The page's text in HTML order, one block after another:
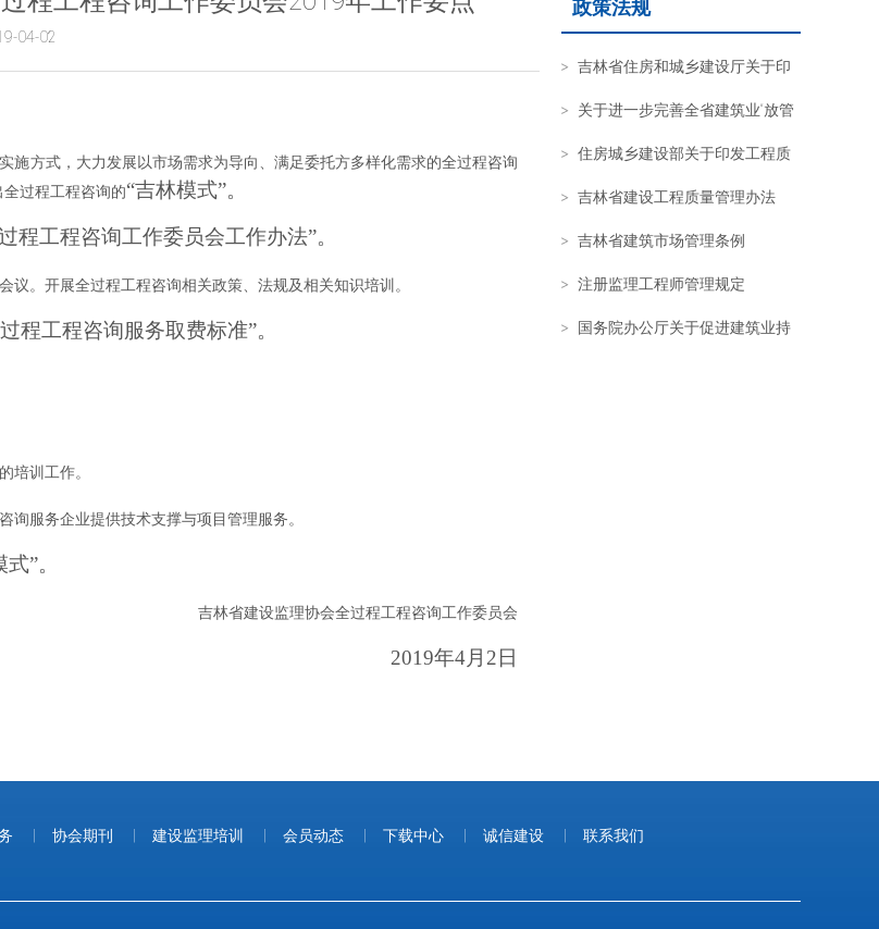
04-02
施方式，大力发展以市场需求为导向、满足委托方多样化需求的全过程咨询
过程工程咨询的“吉林模式”。
程工程咨询工作委员会工作办法”。
。开展全过程工程咨询相关政策、法规及相关知识培训。
程工程咨询服务取费标准”。
培训工作。
服务企业提供技术支撑与项目管理服务。
”。
吉林省建设监理协会全过程工程咨询工作委员会
2019年4月2日
政策法规
吉林省住房和城乡建设厅关于印
发《关于推进全过程工程咨询服务
发展的指导意见》的通知
关于进一步完善全省建筑业“放管
服”工作的通知
住房城乡建设部关于印发工程质
量安全提升行动方案的通知
吉林省建设工程质量管理办法
吉林省建筑市场管理条例
注册监理工程师管理规定
国务院办公厅关于促进建筑业持
协会期刊 建设监理培训 会员动态 下载中心 诚信建设 联系我们